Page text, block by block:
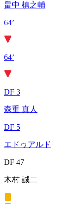
畠中 槙之輔
64’
64’
DF 3
森重 真人
DF 5
エドゥアルド
DF 47
木村 誠二